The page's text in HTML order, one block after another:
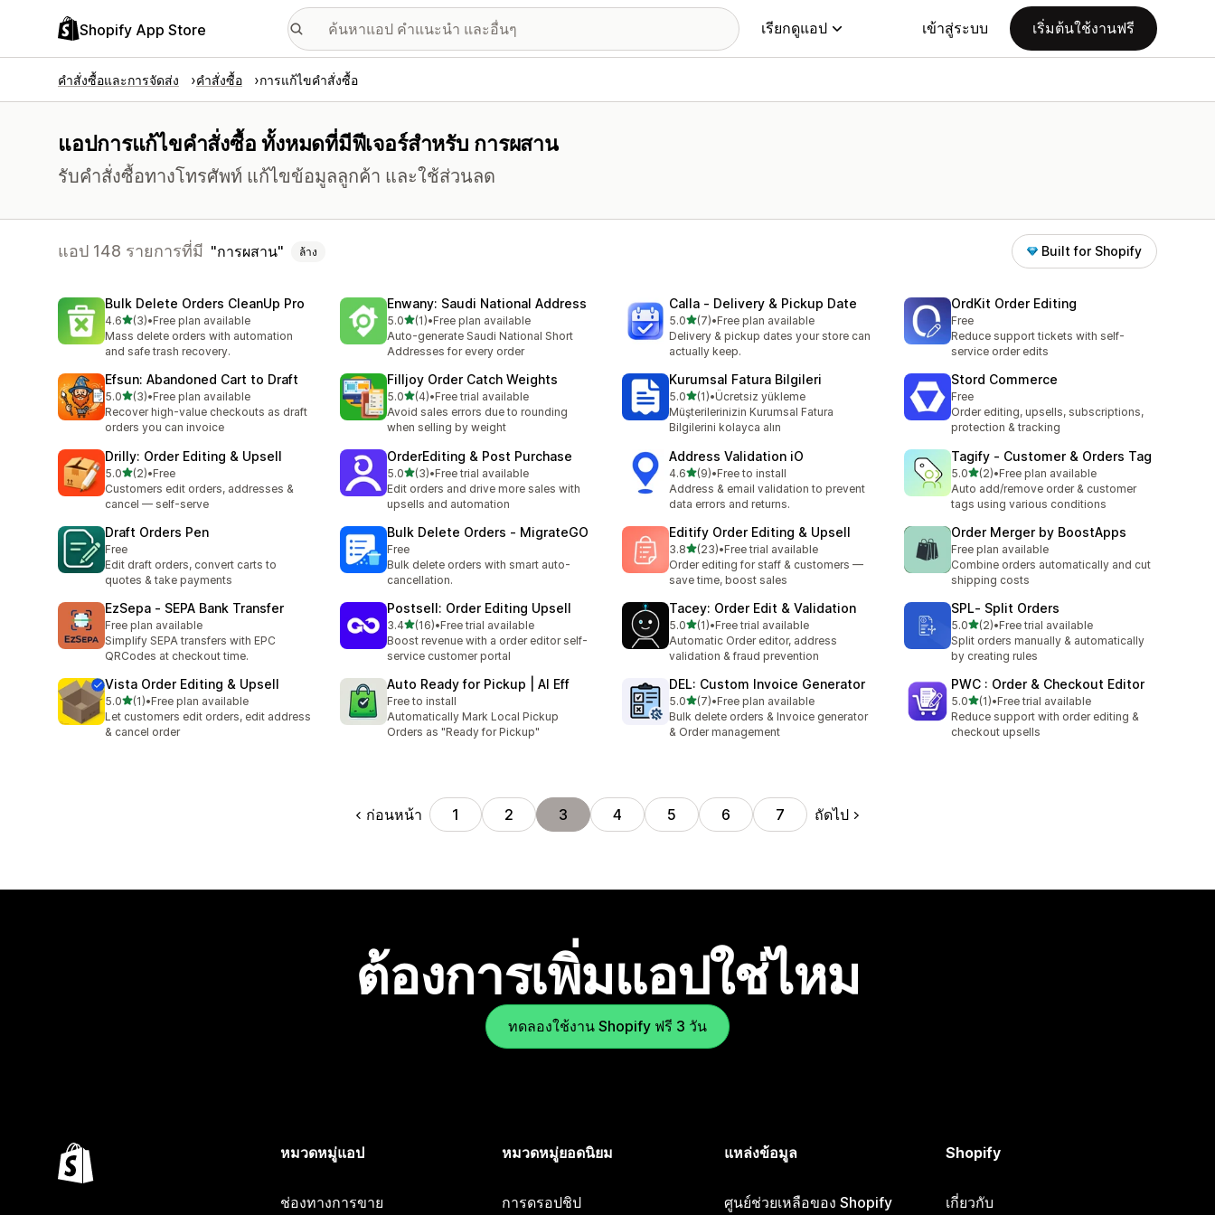
Shopify App Store เรียกดูแอป เข้าสู่ระบบ เริ่มต้นใช้งานฟรี
คำสั่งซื้อและการจัดส่ง คำสั่งซื้อ การแก้ไขคำสั่งซื้อ
แอปการแก้ไขคำสั่งซื้อ ทั้งหมดที่มีฟีเจอร์สำหรับ การผสาน
รับคำสั่งซื้อทางโทรศัพท์ แก้ไขข้อมูลลูกค้า และใช้ส่วนลด
แอป 148 รายการที่มี การผสาน ล้าง Built for Shopify
Bulk Delete Orders CleanUp Pro
4.6เต็ม 5 ดาว
(3)
ทั้งหมด 3 รีวิว
•Free plan available
Mass delete orders with automation
and safe trash recovery.
Enwany: Saudi National Address
5.0เต็ม 5 ดาว
(1)
ทั้งหมด 1 รีวิว
•Free plan available
Auto-generate Saudi National Short
Addresses for every order
Calla ‑ Delivery & Pickup Date
5.0เต็ม 5 ดาว
(7)
ทั้งหมด 7 รีวิว
•Free plan available
Delivery & pickup dates your store can
actually keep.
OrdKit Order Editing
Free
Reduce support tickets with self-
service order edits
Efsun: Abandoned Cart to Draft
5.0เต็ม 5 ดาว
(3)
ทั้งหมด 3 รีวิว
•Free plan available
Recover high-value checkouts as draft
orders you can invoice
Filljoy Order Catch Weights
5.0เต็ม 5 ดาว
(4)
ทั้งหมด 4 รีวิว
•Free trial available
Avoid sales errors due to rounding
when selling by weight
Kurumsal Fatura Bilgileri
5.0เต็ม 5 ดาว
(1)
ทั้งหมด 1 รีวิว
•Ücretsiz yükleme
Müşterilerinizin Kurumsal Fatura
Bilgilerini kolayca alın
Stord Commerce
Free
Order editing, upsells, subscriptions,
protection & tracking
Drilly: Order Editing & Upsell
5.0เต็ม 5 ดาว
(2)
ทั้งหมด 2 รีวิว
•Free
Customers edit orders, addresses &
cancel — self-serve
OrderEditing & Post Purchase
5.0เต็ม 5 ดาว
(3)
ทั้งหมด 3 รีวิว
•Free trial available
Edit orders and drive more sales with
upsells and automation
Address Validation iO
4.6เต็ม 5 ดาว
(9)
ทั้งหมด 9 รีวิว
•Free to install
Address & email validation to prevent
data errors and returns.
Tagify ‑ Customer & Orders Tag
5.0เต็ม 5 ดาว
(2)
ทั้งหมด 2 รีวิว
•Free plan available
Auto add/remove order & customer
tags using various conditions
Draft Orders Pen
Free
Edit draft orders, convert carts to
quotes & take payments
Bulk Delete Orders ‑ MigrateGO
Free
Bulk delete orders with smart auto-
cancellation.
Editify Order Editing & Upsell
3.8เต็ม 5 ดาว
(23)
ทั้งหมด 23 รีวิว
•Free trial available
Order editing for staff & customers —
save time, boost sales
Order Merger by BoostApps
Free plan available
Combine orders automatically and cut
shipping costs
EzSepa ‑ SEPA Bank Transfer
Free plan available
Simplify SEPA transfers with EPC
QRCodes at checkout time.
Postsell: Order Editing Upsell
3.4เต็ม 5 ดาว
(16)
ทั้งหมด 16 รีวิว
•Free trial available
Boost revenue with a order editor self-
service customer portal
Tacey: Order Edit & Validation
5.0เต็ม 5 ดาว
(1)
ทั้งหมด 1 รีวิว
•Free trial available
Automatic Order editor, address
validation & fraud prevention
SPL‑ Split Orders
5.0เต็ม 5 ดาว
(2)
ทั้งหมด 2 รีวิว
•Free trial available
Split orders manually & automatically
by creating rules
Vista Order Editing & Upsell
5.0เต็ม 5 ดาว
(1)
ทั้งหมด 1 รีวิว
•Free plan available
Let customers edit orders, edit address
& cancel order
Auto Ready for Pickup | AI Eff
Free to install
Automatically Mark Local Pickup
Orders as "Ready for Pickup"
DEL: Custom Invoice Generator
5.0เต็ม 5 ดาว
(7)
ทั้งหมด 7 รีวิว
•Free plan available
Bulk delete orders & Invoice generator
& Order management
PWC : Order & Checkout Editor
5.0เต็ม 5 ดาว
(1)
ทั้งหมด 1 รีวิว
•Free trial available
Reduce support with order editing &
checkout upsells
ก่อนหน้า 1 2 3 4 5 6 7 ถัดไป
ต้องการเพิ่มแอปใช่ไหม
ทดลองใช้งาน Shopify ฟรี 3 วัน
หมวดหมู่แอป
ช่องทางการขาย
หมวดหมู่ยอดนิยม
การดรอปชิป
แหล่งข้อมูล
ศูนย์ช่วยเหลือของ Shopify
Shopify
เกี่ยวกับ